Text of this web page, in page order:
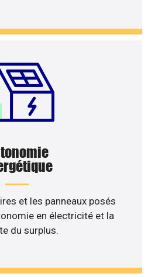
et les panneaux posés
en électricité et la
du surplus.